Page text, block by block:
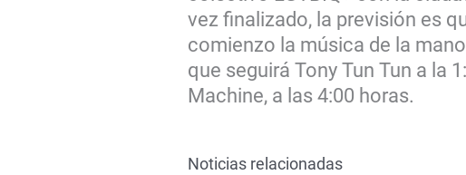
vez finalizado, la previsión es
comienzo la música de la
que seguirá Tony Tun Tun a la
Machine, a las 4:00 horas.
Noticias relacionadas